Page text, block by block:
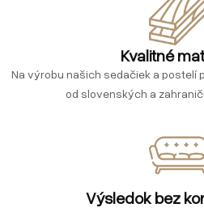
Kvalitné
Na výrobu našich sedačiek a postelí
od slovenských a
Výsledok bez